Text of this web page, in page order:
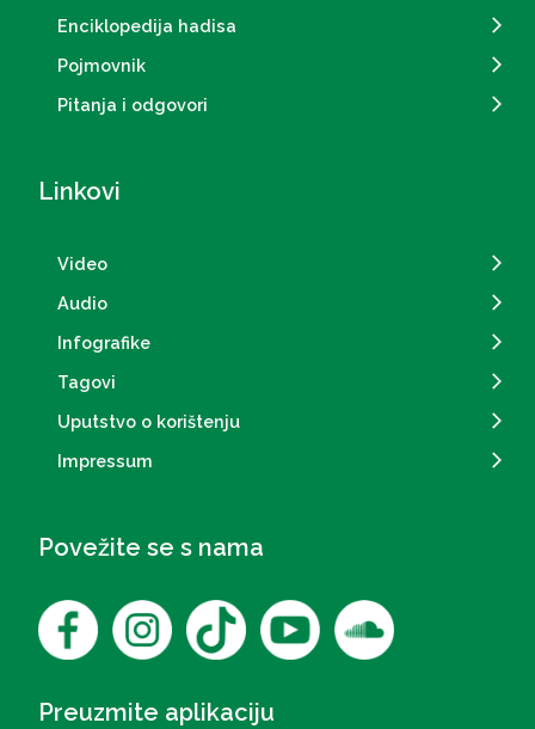
Enciklopedija hadisa
Pojmovnik
Pitanja i odgovori
Linkovi
Video
Audio
Infografike
Tagovi
Uputstvo o korištenju
Impressum
Povežite se s nama
Preuzmite aplikaciju